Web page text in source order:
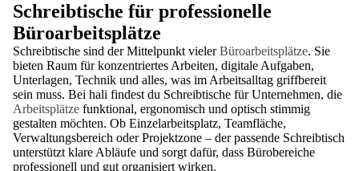
Schreibtische für professionelle
Büroarbeitsplätze
Schreibtische sind der Mittelpunkt vielerBüroarbeitsplätze. Sie
bieten Raum für konzentriertes Arbeiten, digitale Aufgaben,
Unterlagen, Technik und alles, was im Arbeitsalltag griffbereit
sein muss. Bei hali findest du Schreibtische für Unternehmen, die
Arbeitsplätze funktional, ergonomisch und optisch stimmig
gestalten möchten. Ob Einzelarbeitsplatz, Teamfläche,
Verwaltungsbereich oder Projektzone – der passende Schreibtisch
unterstützt klare Abläufe und sorgt dafür, dass Bürobereiche
professionell und gut organisiert wirken.